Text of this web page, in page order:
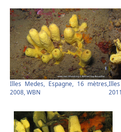
Illes Medes, Espagne, 16 mètres,
2008, WBN